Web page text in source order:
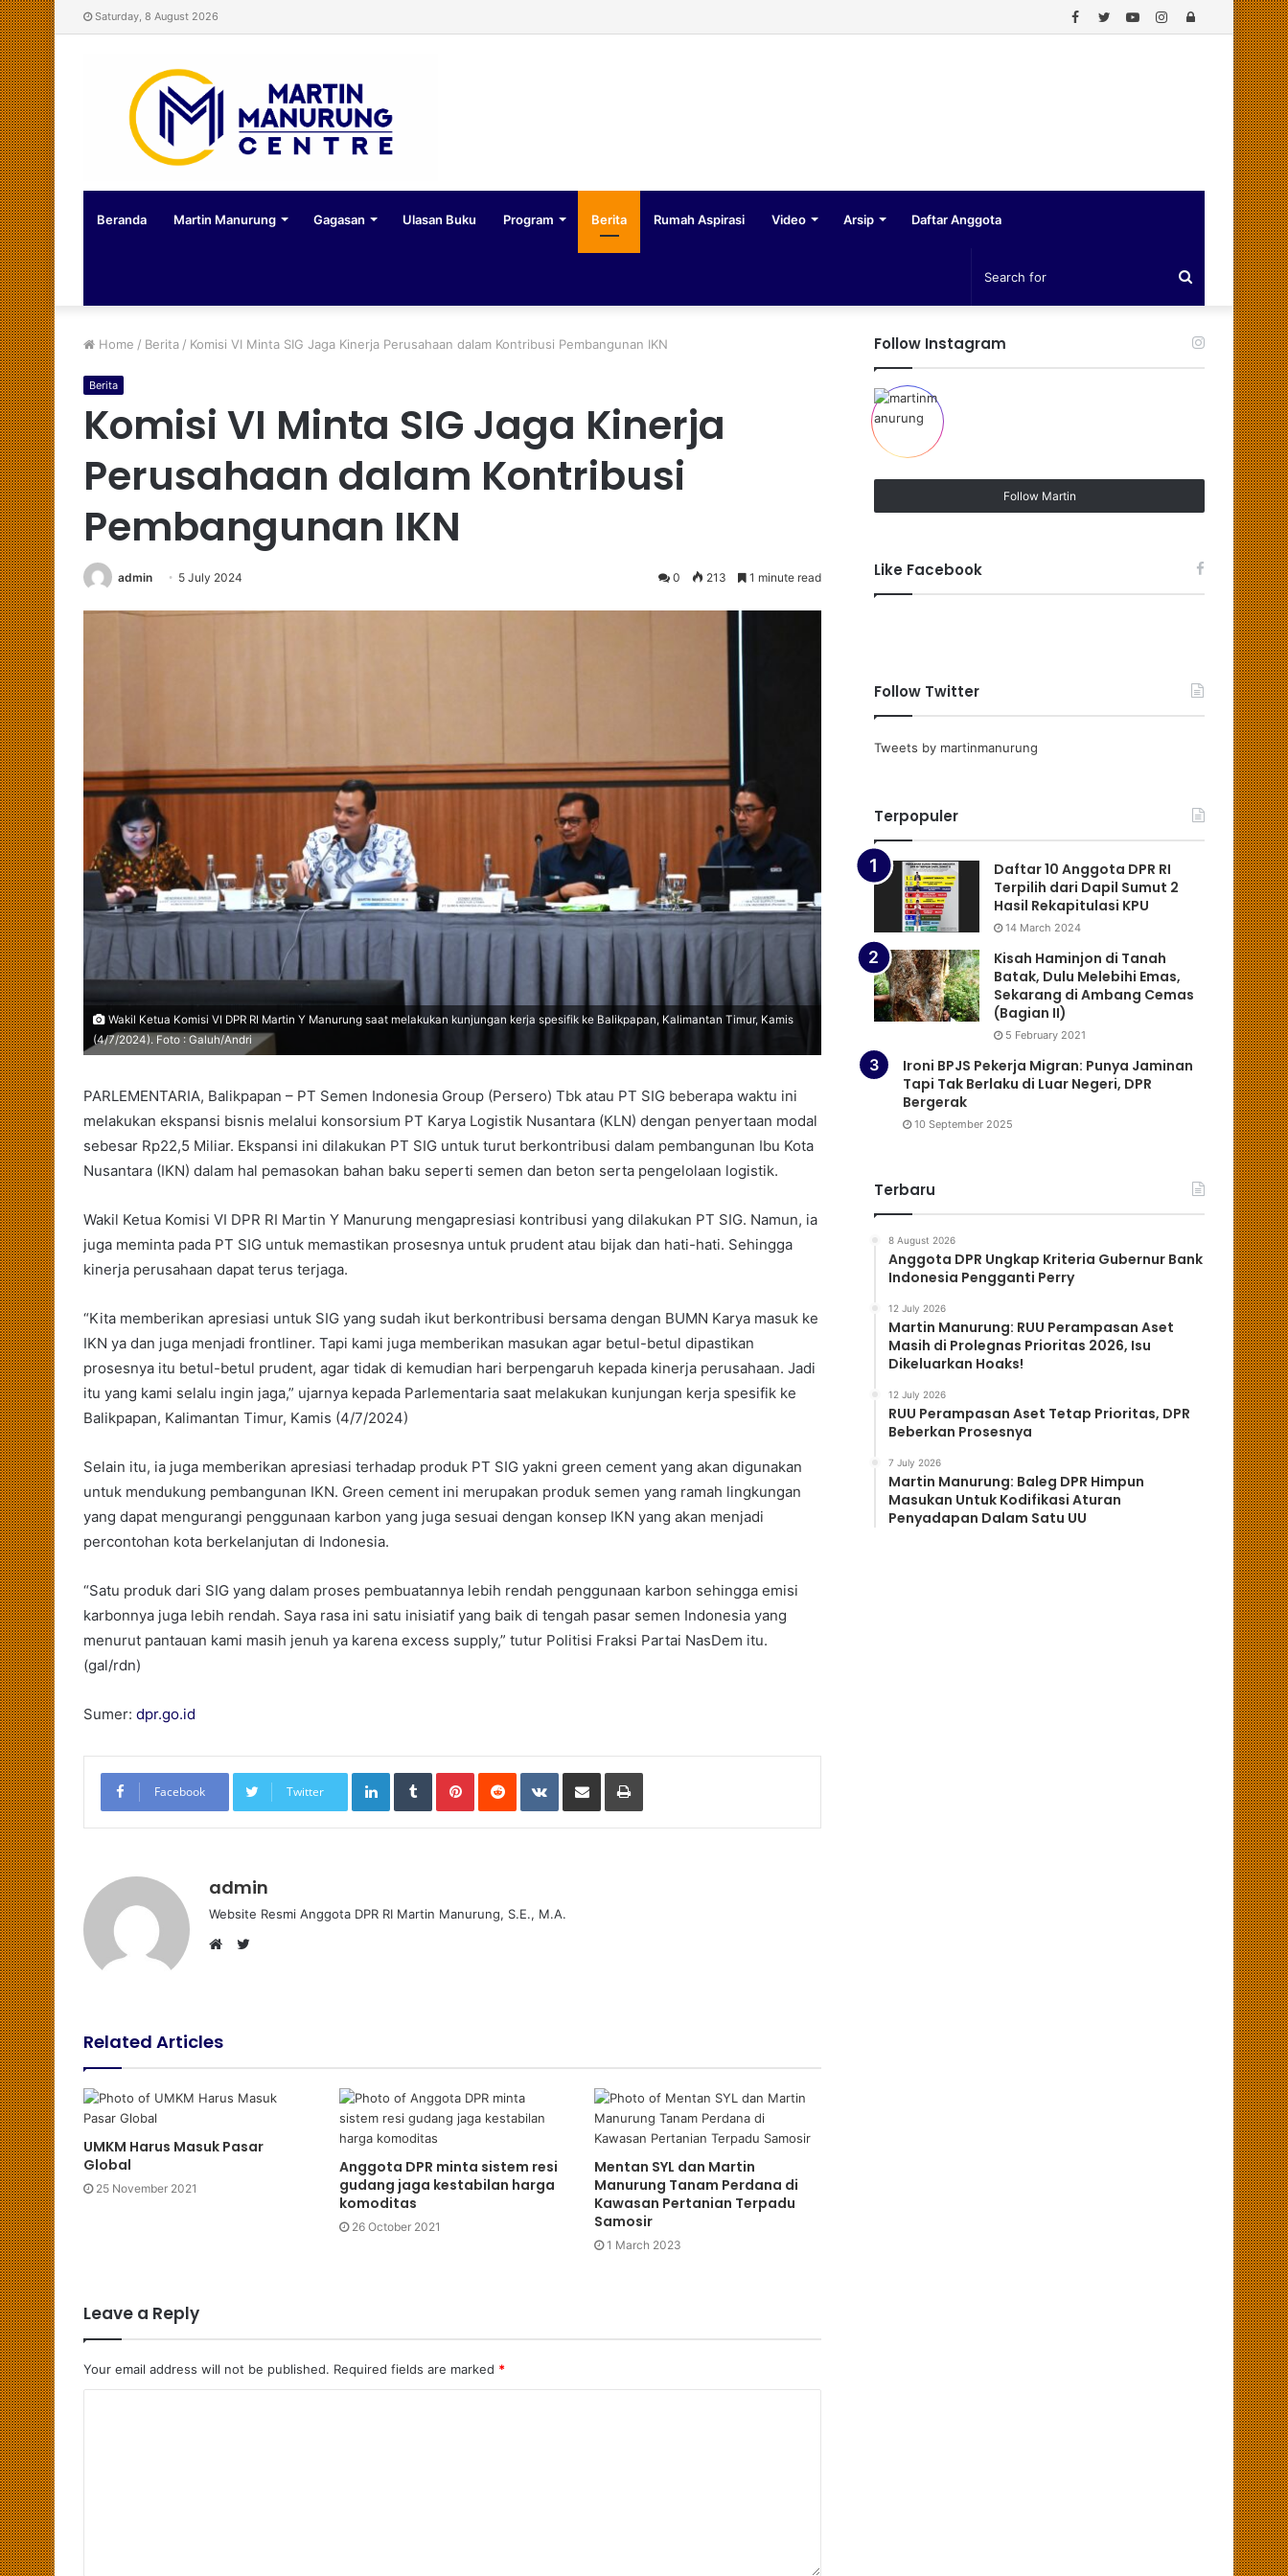
Saturday, 8 August 2026 Log
Instagram
YouTube
Twitter
Facebook
Beranda Martin Manurung Gagasan Ulasan Buku Program Berita Rumah Aspirasi Video Arsip Daftar Anggota
Search
for
Home / Berita / Komisi VI Minta SIG Jaga Kinerja Perusahaan dalam Kontribusi Pembangunan IKN
Berita
Komisi VI Minta SIG Jaga Kinerja
Perusahaan dalam Kontribusi
Pembangunan IKN
admin 5 July 2024 0 213 1 minute read
Wakil Ketua Komisi VI DPR RI Martin Y Manurung saat melakukan kunjungan kerja spesifik ke Balikpapan, Kalimantan Timur, Kamis
(4/7/2024). Foto : Galuh/Andri
PARLEMENTARIA, Balikpapan – PT Semen Indonesia Group (Persero) Tbk atau PT SIG beberapa waktu ini
melakukan ekspansi bisnis melalui konsorsium PT Karya Logistik Nusantara (KLN) dengan penyertaan modal
sebesar Rp22,5 Miliar. Ekspansi ini dilakukan PT SIG untuk turut berkontribusi dalam pembangunan Ibu Kota
Nusantara (IKN) dalam hal pemasokan bahan baku seperti semen dan beton serta pengelolaan logistik.
Wakil Ketua Komisi VI DPR RI Martin Y Manurung mengapresiasi kontribusi yang dilakukan PT SIG. Namun, ia
juga meminta pada PT SIG untuk memastikan prosesnya untuk prudent atau bijak dan hati-hati. Sehingga
kinerja perusahaan dapat terus terjaga.
“Kita memberikan apresiasi untuk SIG yang sudah ikut berkontribusi bersama dengan BUMN Karya masuk ke
IKN ya dan juga menjadi frontliner. Tapi kami juga memberikan masukan agar betul-betul dipastikan
prosesnya itu betul-betul prudent, agar tidak di kemudian hari berpengaruh kepada kinerja perusahaan. Jadi
itu yang kami selalu ingin jaga,” ujarnya kepada Parlementaria saat melakukan kunjungan kerja spesifik ke
Balikpapan, Kalimantan Timur, Kamis (4/7/2024)
Selain itu, ia juga memberikan apresiasi terhadap produk PT SIG yakni green cement yang akan digunakan
untuk mendukung pembangunan IKN. Green cement ini merupakan produk semen yang ramah lingkungan
yang dapat mengurangi penggunaan karbon yang juga sesuai dengan konsep IKN yang akan menjadi
percontohan kota berkelanjutan di Indonesia.
“Satu produk dari SIG yang dalam proses pembuatannya lebih rendah penggunaan karbon sehingga emisi
karbonnya juga lebih rendah. Saya rasa ini satu inisiatif yang baik di tengah pasar semen Indonesia yang
menurut pantauan kami masih jenuh ya karena excess supply,” tutur Politisi Fraksi Partai NasDem itu.
(gal/rdn)
Sumer: dpr.go.id
Facebook Twitter
LinkedIn Tumblr Pinterest Reddit VKontakte
admin
Website Resmi Anggota DPR RI Martin Manurung, S.E., M.A.
i
t
r
Related Articles
UMKM Harus Masuk Pasar
Global
25 November 2021
Anggota DPR minta sistem resi
gudang jaga kestabilan harga
komoditas
26 October 2021
Mentan SYL dan Martin
Manurung Tanam Perdana di
Kawasan Pertanian Terpadu
Samosir
1 March 2023
Leave a Reply
Your email address will not be published. Required fields are marked *
Follow Instagram
Follow Martin
Like Facebook
Follow Twitter
Tweets by martinmanurung
Terpopuler
Daftar 10 Anggota DPR RI
Terpilih dari Dapil Sumut 2
Hasil Rekapitulasi KPU
14 March 2024
Kisah Haminjon di Tanah
Batak, Dulu Melebihi Emas,
Sekarang di Ambang Cemas
(Bagian II)
5 February 2021
Ironi BPJS Pekerja Migran: Punya Jaminan
Tapi Tak Berlaku di Luar Negeri, DPR
Bergerak
10 September 2025
Terbaru
8 August 2026
Anggota DPR Ungkap Kriteria Gubernur Bank
Indonesia Pengganti Perry
12 July 2026
Martin Manurung: RUU Perampasan Aset
Masih di Prolegnas Prioritas 2026, Isu
Dikeluarkan Hoaks!
12 July 2026
RUU Perampasan Aset Tetap Prioritas, DPR
Beberkan Prosesnya
7 July 2026
Martin Manurung: Baleg DPR Himpun
Masukan Untuk Kodifikasi Aturan
Penyadapan Dalam Satu UU